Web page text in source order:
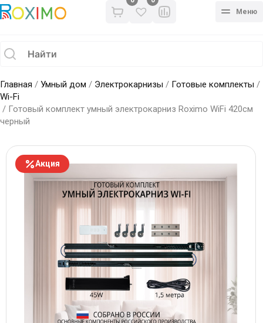
Меню
Главная / Умный дом / Электрокарнизы / Готовые комплекты /
Wi-Fi
/ Готовый комплект умный электрокарниз Roximo WiFi 420см
черный
Акция